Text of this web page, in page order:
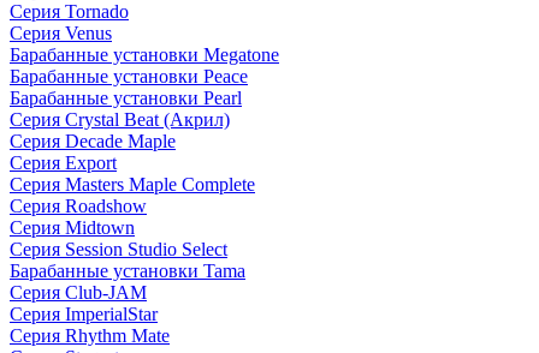
Серия Tornado
Серия Venus
Барабанные установки Megatone
Барабанные установки Peace
Барабанные установки Pearl
Серия Crystal Beat (Акрил)
Серия Decade Maple
Серия Export
Серия Masters Maple Complete
Серия Roadshow
Серия Midtown
Серия Session Studio Select
Барабанные установки Tama
Серия Club-JAM
Серия ImperialStar
Серия Rhythm Mate